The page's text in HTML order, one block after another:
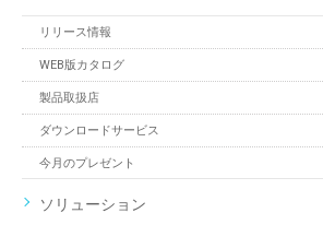
リリース情報
WEB版カタログ
製品取扱店
ダウンロードサービス
今月のプレゼント
ソリューション